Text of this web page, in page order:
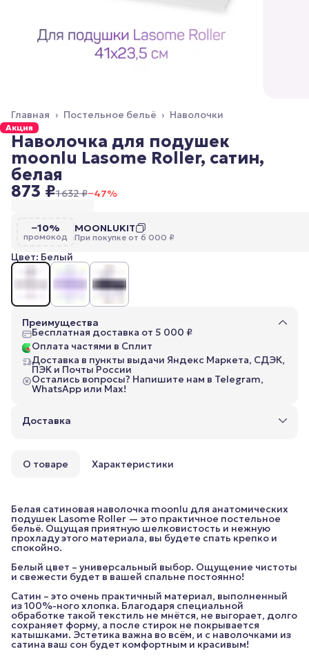
Наволочки
Постельное бельё ›
Главная ›
Акция
Наволочка для подушек
moonlu Lasome Roller, сатин,
белая
873 ₽1 632 ₽−47%
−10%
промокод
MOONLUKIT
При покупке от 6 000 ₽
Цвет: Белый
Преимущества
Бесплатная доставка от 5 000 ₽
Оплата частями в Сплит
Доставка в пункты выдачи Яндекс Маркета, СДЭК,
ПЭК и Почты России
Остались вопросы? Напишите нам в Telegram,
WhatsApp или Max!
Доставка
О товаре Характеристики
Белая сатиновая наволочка moonlu для анатомических
подушек Lasome Roller — это практичное постельное
бельё. Ощущая приятную шелковистость и нежную
прохладу этого материала, вы будете спать крепко и
спокойно.
Белый цвет – универсальный выбор. Ощущение чистоты
и свежести будет в вашей спальне постоянно!
Сатин – это очень практичный материал, выполненный
из 100%-ного хлопка. Благодаря специальной
обработке такой текстиль не мнётся, не выгорает, долго
сохраняет форму, а после стирок не покрывается
катышками. Эстетика важна во всём, и с наволочками из
сатина ваш сон будет комфортным и красивым!